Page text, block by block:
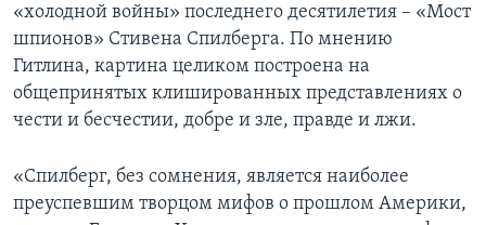
«холодной войны» последнего десятилетия – «Мост
шпионов» Стивена Спилберга. По мнению
Гитлина, картина целиком построена на
общепринятых клишированных представлениях о
чести и бесчестии, добре и зле, правде и лжи.
«Спилберг, без сомнения, является наиболее
преуспевшим творцом мифов о прошлом Америки,